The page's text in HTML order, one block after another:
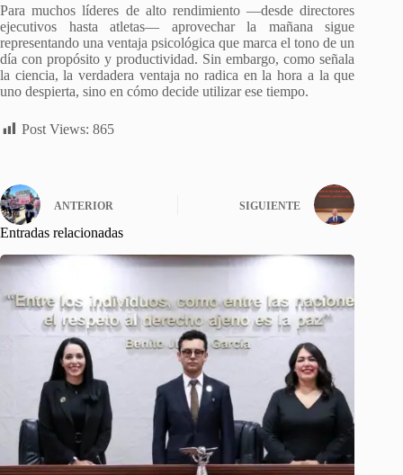
Para muchos líderes de alto rendimiento —desde directores
ejecutivos hasta atletas— aprovechar la mañana sigue
representando una ventaja psicológica que marca el tono de un
día con propósito y productividad. Sin embargo, como señala
la ciencia, la verdadera ventaja no radica en la hora a la que
uno despierta, sino en cómo decide utilizar ese tiempo.
Post Views: 865
ANTERIOR SIGUIENTE
Entradas relacionadas